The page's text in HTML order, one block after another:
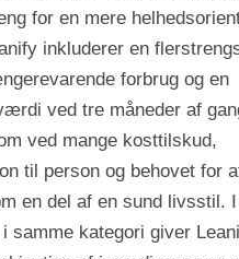
for en mere
inkluderer en
forbrug og en
ved tre måneder af
ved mange kosttilskud,
til person og behovet for
en del af en sund livsstil. I
samme kategori giver